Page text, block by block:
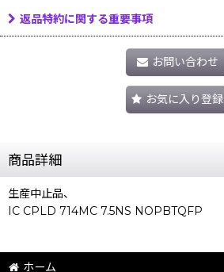
返品特約に関する重要事項
お問い合わせ
お気に入り登録
商品詳細
生産中止品、
IC CPLD 714MC 7.5NS NOPBTQFP
ホーム